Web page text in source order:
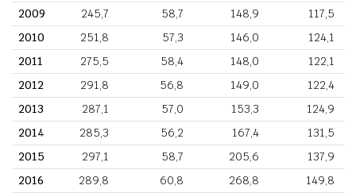
2009 245,7 58,7 148,9
117,5
2010
251,8 57,3 146,0
124,1
2011
275,5 58,4 148,0
122,1
2012
291,8 56,8 149,0
122,4
2013
287,1 57,0 153,3
124,9
2014
285,3 56,2 167,4
131,5
2015
297,1 58,7 205,6
137,9
2016
289,8 60,8 268,8
149,8